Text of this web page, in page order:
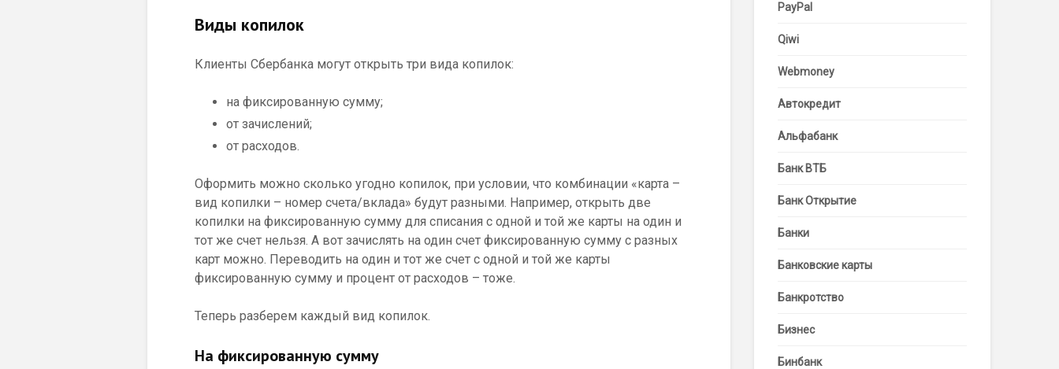
Виды копилок
Клиенты Сбербанка могут открыть три вида копилок:
на фиксированную сумму;
от зачислений;
от расходов.
Оформить можно сколько угодно копилок, при условии, что комбинации «карта –
вид копилки – номер счета/вклада» будут разными. Например, открыть две
копилки на фиксированную сумму для списания с одной и той же карты на один и
тот же счет нельзя. А вот зачислять на один счет фиксированную сумму с разных
карт можно. Переводить на один и тот же счет с одной и той же карты
фиксированную сумму и процент от расходов – тоже.
Теперь разберем каждый вид копилок.
На фиксированную сумму
PayPal
Qiwi
Webmoney
Автокредит
Альфабанк
Банк ВТБ
Банк Открытие
Банки
Банковские карты
Банкротство
Бизнес
Бинбанк